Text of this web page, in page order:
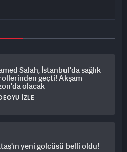
Salah, İstanbul'da sağlık
geçti! Akşam
olacak
İZLE
yeni golcüsü belli oldu!